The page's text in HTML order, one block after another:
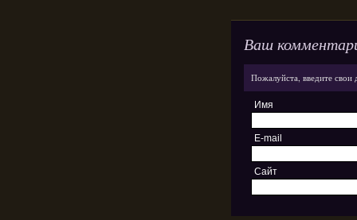
Ваш
Пожалуйста, введите
Имя
E-mail
Сайт